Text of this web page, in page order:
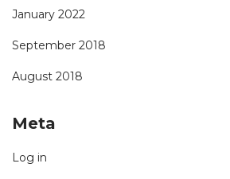
January 2022
September 2018
August 2018
Meta
Log in